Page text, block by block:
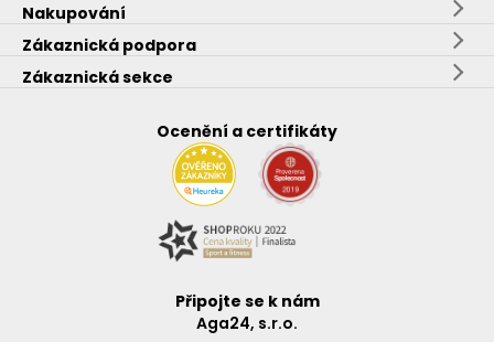
Nakupování
Zákaznická podpora
Zákaznická sekce
Ocenění a certifikáty
Připojte se k nám
Aga24, s.r.o.